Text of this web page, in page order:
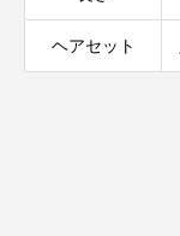
ヘアセット